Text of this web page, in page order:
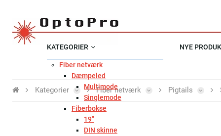
KATEGORIER
Fiber netværk
Dæmpeled
Multimode
Singlemode
Fiberbokse
19"
DIN skinne
NYE
Kategorier Fiber netværk Pigtails